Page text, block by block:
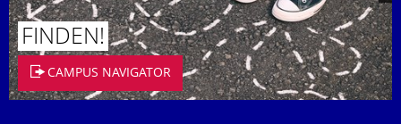
FINDEN!
CAMPUS NAVIGATOR